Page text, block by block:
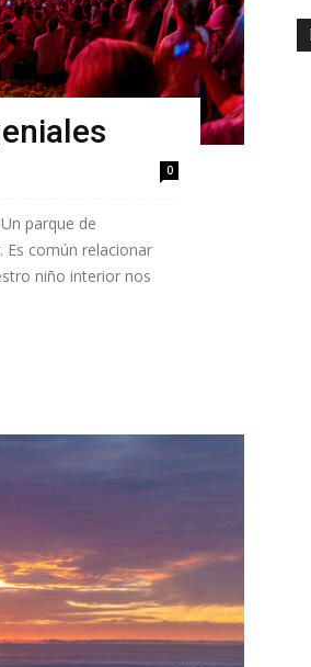
0
parque de
Es común relacionar
niño interior nos